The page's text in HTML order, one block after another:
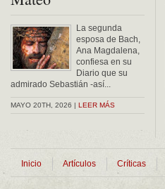
La segunda
esposa de Bach,
Ana Magdalena,
confiesa en su
Diario que su
admirado Sebastián -así...
MAYO 20TH, 2026 | LEER MÁS
Inicio Artículos Críticas